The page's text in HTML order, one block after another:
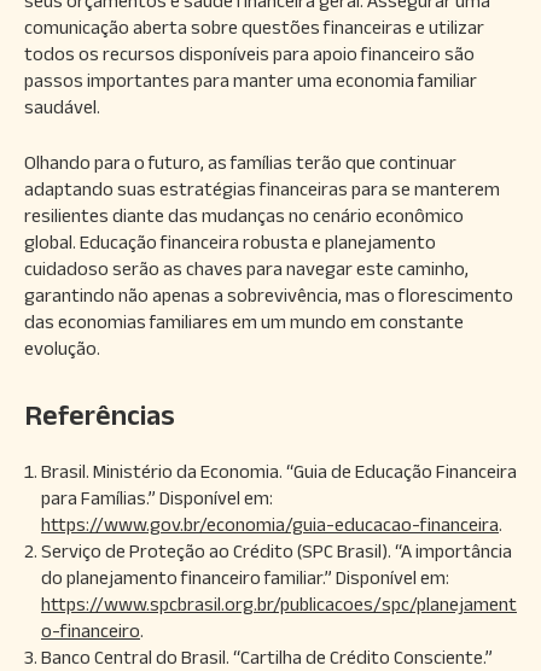
comunicação aberta sobre questões financeiras e utilizar
todos os recursos disponíveis para apoio financeiro são
passos importantes para manter uma economia familiar
saudável.
Olhando para o futuro, as famílias terão que continuar
adaptando suas estratégias financeiras para se manterem
resilientes diante das mudanças no cenário econômico
global. Educação financeira robusta e planejamento
cuidadoso serão as chaves para navegar este caminho,
garantindo não apenas a sobrevivência, mas o florescimento
das economias familiares em um mundo em constante
evolução.
Referências
Brasil. Ministério da Economia. “Guia de Educação Financeira
para Famílias.” Disponível em:
https://www.gov.br/economia/guia-educacao-financeira.
Serviço de Proteção ao Crédito (SPC Brasil). “A importância
do planejamento financeiro familiar.” Disponível em:
https://www.spcbrasil.org.br/publicacoes/spc/planejament
o-financeiro.
Banco Central do Brasil. “Cartilha de Crédito Consciente.”